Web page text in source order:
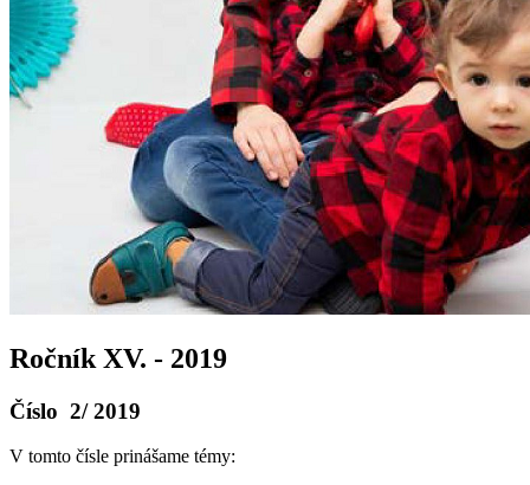
Ročník XV. - 2019
Číslo 2/ 2019
V tomto čísle prinášame témy: